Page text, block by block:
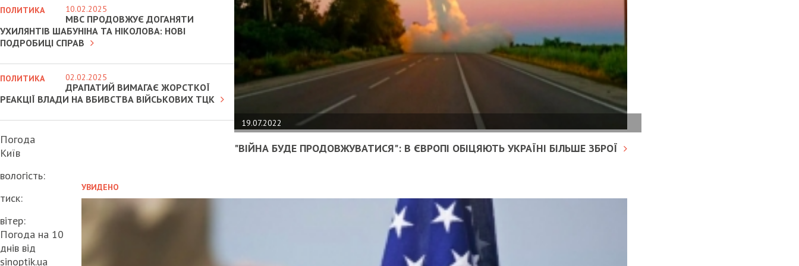
19.07.2022
"ВІЙНА БУДЕ ПРОДОВЖУВАТИСЯ": В ЄВРОПІ ОБІЦЯЮТЬ УКРАЇНІ БІЛЬШЕ ЗБРОЇ
УВИДЕНО
ПОЛИТИКА 10.02.2025
МВС ПРОДОВЖУЄ ДОГАНЯТИ
УХИЛЯНТІВ ШАБУНІНА ТА НІКОЛОВА: НОВІ
ПОДРОБИЦІ СПРАВ
ПОЛИТИКА 02.02.2025
ДРАПАТИЙ ВИМАГАЄ ЖОРСТКОЇ
РЕАКЦІЇ ВЛАДИ НА ВБИВСТВА ВІЙСЬКОВИХ ТЦК
Погода
Київ
вологість:
тиск:
вітер:
Погода на 10
днів від
sinoptik.ua